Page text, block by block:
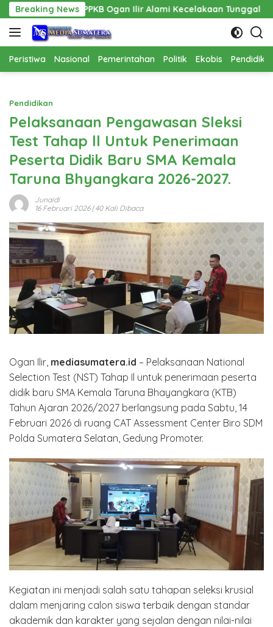
Langsung
ke
konten
Breaking News
Ogan Ilir Alami Kecelakaan Tunggal
Peristiwa Nasional Pemerintahan Politik Ekobis
Pendidikan
Pelaksanaan Pengawasan Sleksi
Test Tahap ll Untuk Penerimaan
Peserta Didik Baru SMA Kemala
Taruna Bhyangkara 2026-2027.
Junaidi
16 Februari 2026| 40 Kali Dibaca
Ogan Ilir, mediasumatera.id – Pelaksanaan National
Selection Test (NST) Tahap Il untuk penerimaan peserta
didik baru SMA Kemala Taruna Bhayangkara (KTB)
Tahun Ajaran 2026/2027 berlangsung pada Sabtu, 14
Februari 2026 di ruang CAT Assessment Center Biro SDM
Polda Sumatera Selatan, Gedung Promoter.
Kegiatan ini menjadi salah satu tahapan seleksi krusial
dalam menjaring calon siswa terbaik dengan standar
akademik dan karakter yang sejalan dengan nilai-nilai